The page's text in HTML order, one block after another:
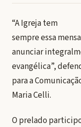
“A Igreja tem
sempre essa
anunciar
evangélica”,
para a
Maria Celli.
O prelado